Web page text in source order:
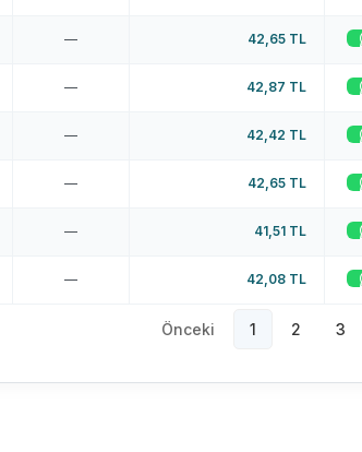
— 42,65 TL
— 42,87 TL
— 42,42 TL
— 42,65 TL
— 41,51 TL
— 42,08 TL
Önceki 1 2 3